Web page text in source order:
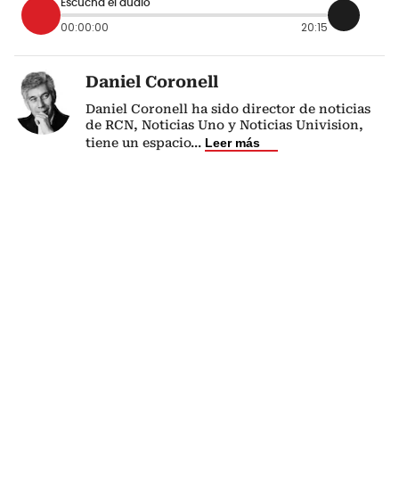
Escucha el audio
00:00:00 20:15
Daniel Coronell
Daniel Coronell ha sido director de noticias
de RCN, Noticias Uno y Noticias Univision,
tiene un espacio... Leer más